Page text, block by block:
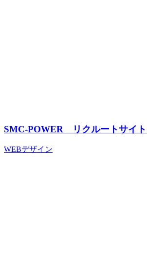
SMC-POWER リクルートサイト
WEBデザイン